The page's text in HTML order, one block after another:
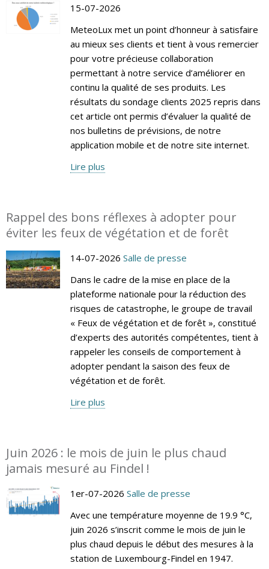
15-07-2026
MeteoLux met un point d’honneur à satisfaire
au mieux ses clients et tient à vous remercier
pour votre précieuse collaboration
permettant à notre service d’améliorer en
continu la qualité de ses produits. Les
résultats du sondage clients 2025 repris dans
cet article ont permis d’évaluer la qualité de
nos bulletins de prévisions, de notre
application mobile et de notre site internet.
Lire plus
Rappel des bons réflexes à adopter pour
éviter les feux de végétation et de forêt
14-07-2026 Salle de presse
Dans le cadre de la mise en place de la
plateforme nationale pour la réduction des
risques de catastrophe, le groupe de travail
« Feux de végétation et de forêt », constitué
d’experts des autorités compétentes, tient à
rappeler les conseils de comportement à
adopter pendant la saison des feux de
végétation et de forêt.
Lire plus
Juin 2026 : le mois de juin le plus chaud
jamais mesuré au Findel !
1er-07-2026 Salle de presse
Avec une température moyenne de 19.9 °C,
juin 2026 s’inscrit comme le mois de juin le
plus chaud depuis le début des mesures à la
station de Luxembourg-Findel en 1947.